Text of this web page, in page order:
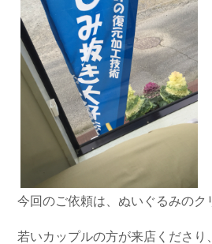
今回のご依頼は、ぬいぐるみのク
若いカップルの方が来店くださり